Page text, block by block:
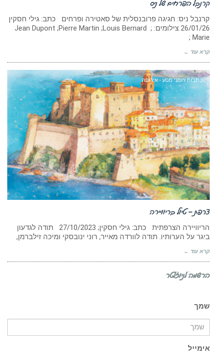
קרנבל הפרחים של ניס
קרנבל ניס: חגיגה פרובנסלית של סאטירה ופרחים כתב: גילי חסקין
‏26/01/26 צילומים: ; Jean Dupont ;Pierre Martin ;Louis Bernard
; Marie
קרא עוד ←
כתבות ויומני מסע - אירופה
צרפת – טיול בריוויירה
הריוויירה הצרפתית כתב: גילי חסקין; ‏‏‏27/10/2023 תודה לגדעון
ביגר על הערותיו. תודה לוורדה מאייר, רוני ינובסקי ומיכה זילברמן,
קרא עוד ←
הרשמה לניוזלטר
שמך
אימייל